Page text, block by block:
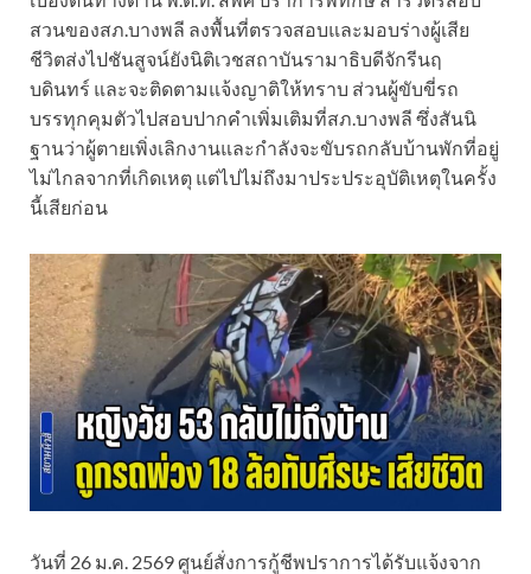
สวนของสภ.บางพลี ลงพื้นที่ตรวจสอบและมอบร่างผู้เสีย
ชีวิตส่งไปชันสูจน์ยังนิติเวชสถาบันรามาธิบดีจักรีนฤ
บดินทร์ และจะติดตามแจ้งญาติให้ทราบ ส่วนผู้ขับขี่รถ
บรรทุกคุมตัวไปสอบปากคำเพิ่มเติมที่สภ.บางพลี ซึ่งสันนิ
ฐานว่าผู้ตายเพิ่งเลิกงานและกำลังจะขับรถกลับบ้านพักที่อยู่
ไม่ไกลจากที่เกิดเหตุ แต่ไปไม่ถึงมาประประอุบัติเหตุในครั้ง
นี้เสียก่อน
วันที่ 26 ม.ค. 2569 ศูนย์สั่งการกู้ชีพปราการได้รับแจ้งจาก